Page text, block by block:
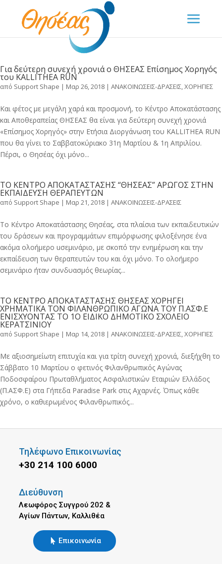
Για δεύτερη συνεχή χρονιά ο ΘΗΣΕΑΣ Επίσημος Χορηγός
του KALLITHEA RUN
από Support Shape | Μαρ 26, 2018 | ΑΝΑΚΟΙΝΩΣΕΙΣ-ΔΡΑΣΕΙΣ,ΧΟΡΗΓΙΕΣ
Και φέτος με μεγάλη χαρά και προσμονή, το Κέντρο Αποκατάστασης
και Αποθεραπείας ΘΗΣΕΑΣ θα είναι για δεύτερη συνεχή χρονιά
«Επίσημος Χορηγός» στην Ετήσια Διοργάνωση του KALLITHEA RUN
που θα γίνει το Σαββατοκύριακο 31η Μαρτίου & 1η Απριλίου.
Πέρσι, ο Θησέας όχι μόνο...
ΤΟ ΚΕΝΤΡΟ ΑΠΟΚΑΤΑΣΤΑΣΗΣ “ΘΗΣΕΑΣ” ΑΡΩΓΟΣ ΣΤΗΝ
ΕΚΠΑΙΔΕΥΣΗ ΘΕΡΑΠΕΥΤΩΝ
από Support Shape | Μαρ 21, 2018 | ΑΝΑΚΟΙΝΩΣΕΙΣ-ΔΡΑΣΕΙΣ
Το Κέντρο Αποκατάστασης Θησέας, στα πλαίσια των εκπαιδευτικών
του δράσεων και προγραμμάτων επιμόρφωσης φιλοξένησε ένα
ακόμα ολοήμερο uσεμινάριο, με σκοπό την ενημέρωση και την
εκπαίδευση των θεραπευτών του και όχι μόνο. Το ολοήμερο
σεμινάριο ήταν συνδυασμός θεωρίας...
ΤΟ ΚΕΝΤΡΟ ΑΠΟΚΑΤΑΣΤΑΣΗΣ ΘΗΣΕΑΣ ΧΟΡΗΓΕΙ
ΧΡΗΜΑΤΙΚΑ ΤΟΝ ΦΙΛΑΝΘΡΩΠΙΚΟ ΑΓΩΝΑ ΤΟΥ Π.ΑΣΦ.Ε
ΕΝΙΣΧΥΟΝΤΑΣ ΤΟ 1Ο ΕΙΔΙΚΟ ΔΗΜΟΤΙΚΟ ΣΧΟΛΕΙΟ
ΚΕΡΑΤΣΙΝΙΟΥ
από Support Shape | Μαρ 14, 2018 | ΑΝΑΚΟΙΝΩΣΕΙΣ-ΔΡΑΣΕΙΣ,ΧΟΡΗΓΙΕΣ
Με αξιοσημείωτη επιτυχία και για τρίτη συνεχή χρονιά, διεξήχθη το
Σάββατο 10 Μαρτίου ο φετινός Φιλανθρωπικός Αγώνας
Ποδοσφαίρου Πρωταθλήματος Ασφαλιστικών Εταιριών Ελλάδος
(Π.ΑΣΦ.Ε) στα Γήπεδα Paradise Park στις Αχαρνές. Όπως κάθε
χρόνο, ο καθιερωμένος Φιλανθρωπικός...
Τηλέφωνο Επικοινωνίας
+30 214 100 6000
Διεύθυνση
Λεωφόρος Συγγρού 202 &
Αγίων Πάντων, Καλλιθέα
Επικοινωνία